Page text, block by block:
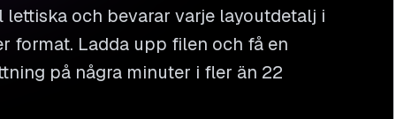
och bevarar varje layoutdetalj i
format. Ladda upp filen och få en
på några minuter i fler än 22